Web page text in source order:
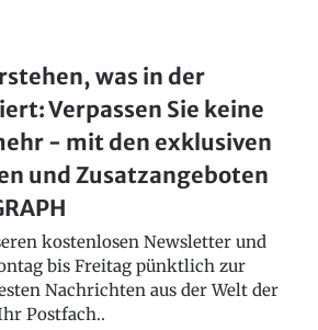
was in der
Verpassen Sie keine
- mit den exklusiven
und Zusatzangeboten
kostenlosen Newsletter und
bis Freitag pünktlich zur
Nachrichten aus der Welt der
Postfach..